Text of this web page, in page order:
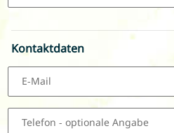
Kontaktdaten
E-Mail
Telefon - optionale Angabe